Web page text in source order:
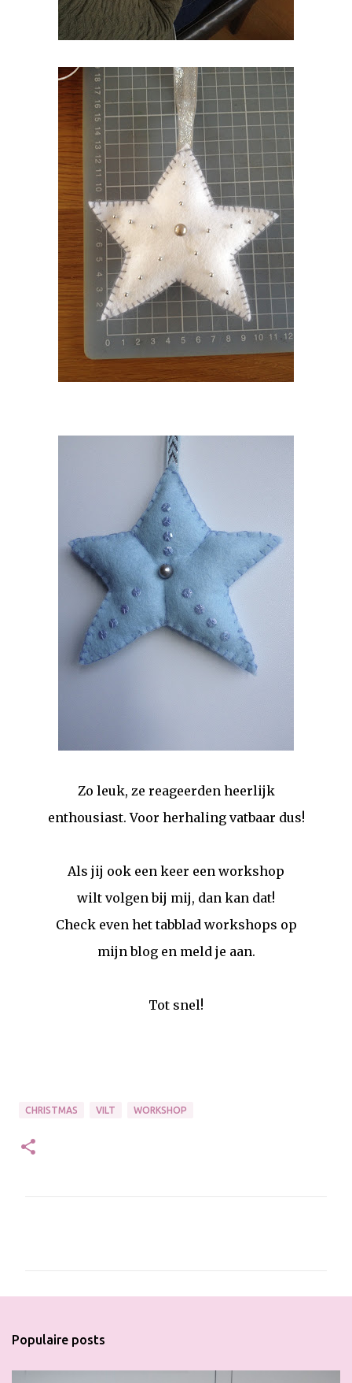
Zo leuk, ze reageerden heerlijk
enthousiast. Voor herhaling vatbaar dus!
Als jij ook een keer een workshop
wilt volgen bij mij, dan kan dat!
Check even het tabblad workshops op
mijn blog en meld je aan.
Tot snel!
CHRISTMAS VILT WORKSHOP
Populaire posts